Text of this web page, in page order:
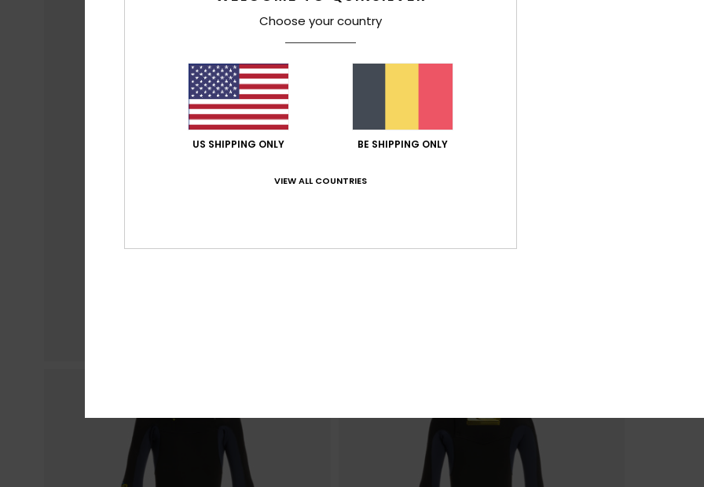
Choose your country
US SHIPPING ONLY BE SHIPPING ONLY
VIEW ALL COUNTRIES